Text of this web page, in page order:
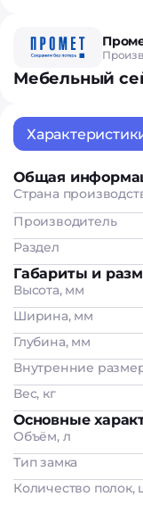
Мебельный
Общая
Страна
Производитель
Раздел
Габариты и
Высота, мм
Ширина, мм
Глубина, мм
Внутренние
Вес, кг
Основные
Объём, л
Тип замка
Количество полок,